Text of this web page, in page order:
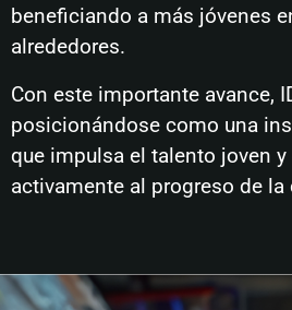
beneficiando a más jóvenes
alrededores.
Con este importante avance,
posicionándose como una
que impulsa el talento joven
activamente al progreso de la